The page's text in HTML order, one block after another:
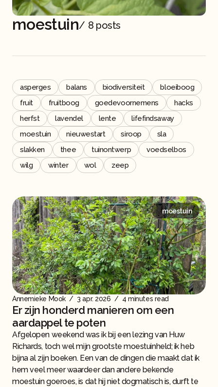
moestuin/ 8 posts
asperges balans biodiversiteit
bloeiboog
fruit
fruitboog goedevoornemens
hacks
herfst
lavendel lente
lifefindsaway
moestuin
nieuwestart siroop
sla
slakken
thee tuinontwerp
voedselbos
wilg
winter wol zeep
moestuin
Annemieke Mook / 3 apr. 2026 / 4 minutes read
Er zijn honderd manieren om een
aardappel te poten
Afgelopen weekend was ik bij een lezing van Huw
Richards, toch wel mijn grootste moestuinheld; ik heb
bijna al zijn boeken. Een van de dingen die maakt dat ik
hem veel meer waardeer dan andere bekende
moestuin goeroes, is dat hij niet dogmatisch is, durft te